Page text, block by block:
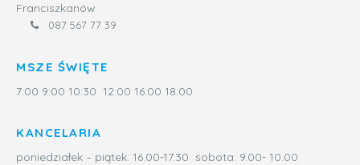
Franciszkanów
087 567 77 39
MSZE ŚWIĘTE
7:00 9:00 10:30 12:00 16:00 18:00
KANCELARIA
poniedziałek – piątek: 16.00-17.30 sobota: 9.00- 10.00